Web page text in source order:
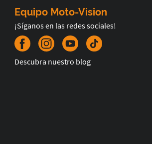
Equipo Moto-Vision
¡Síganos en las redes sociales!
Descubra nuestro blog